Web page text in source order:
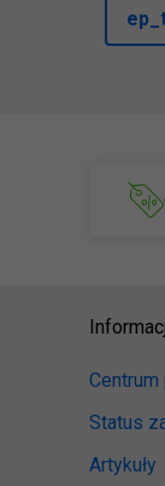
Status
Artykuły